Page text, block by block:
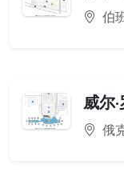
伯
威尔
俄